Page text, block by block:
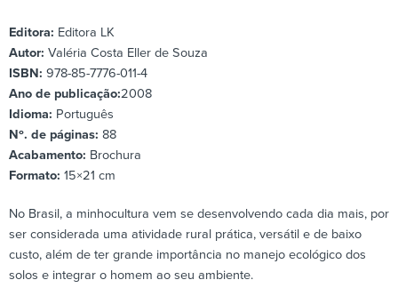
Editora: Editora LK
Autor: Valéria Costa Eller de Souza
ISBN: 978-85-7776-011-4
Ano de publicação:2008
Idioma: Português
Nº. de páginas: 88
Acabamento: Brochura
Formato: 15×21 cm
No Brasil, a minhocultura vem se desenvolvendo cada dia mais, por
ser considerada uma atividade rural prática, versátil e de baixo
custo, além de ter grande importância no manejo ecológico dos
solos e integrar o homem ao seu ambiente.